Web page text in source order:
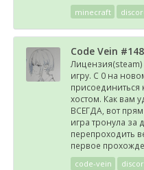
minecraft
Code Vein
Лицензия(steam)
игру. С 0 на
присоединиться
хостом. Как вам
ВСЕГДА, вот
игра тронула за
перепроходить
первое
code-vein